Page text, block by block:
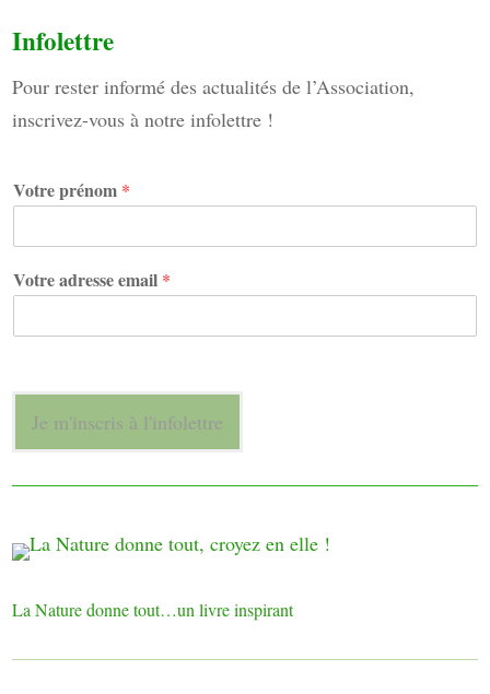
Infolettre
Pour rester informé des actualités de l’Association,
inscrivez-vous à notre infolettre !
a
d
e
s
a
e
V
r
Votre prénom *
Votre adresse email *
Je m'inscris à l'infolettre
La Nature donne tout…un livre inspirant